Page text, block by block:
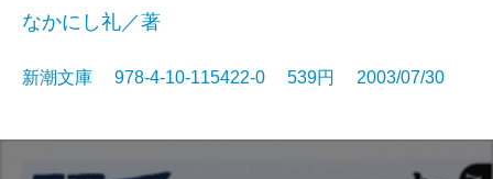
なかにし礼／著
新潮文庫 978-4-10-115422-0 539円 2003/07/30